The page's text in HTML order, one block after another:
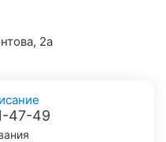
2а
47-49